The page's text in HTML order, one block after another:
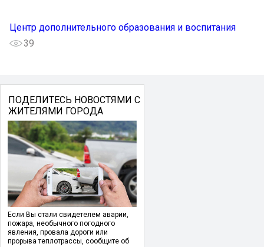
Центр дополнительного образования и воспитания
39
ПОДЕЛИТЕСЬ НОВОСТЯМИ С
ЖИТЕЛЯМИ ГОРОДА
Если Вы стали свидетелем аварии,
пожара, необычного погодного
явления, провала дороги или
прорыва теплотрассы, сообщите об